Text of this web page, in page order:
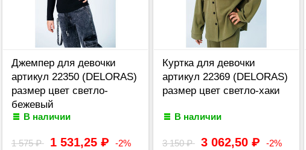
Джемпер для девочки
артикул 22350 (DELORAS)
размер цвет светло-
бежевый
В наличии
1 575₽ 1 531,25 ₽ -2%
Куртка для девочки
артикул 22369 (DELORAS)
размер цвет светло-хаки
В наличии
3 150₽ 3 062,50 ₽ -2%